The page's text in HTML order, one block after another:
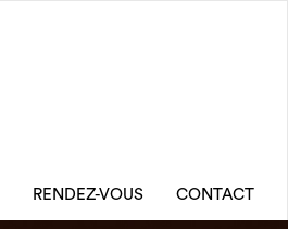
RENDEZ-VOUS CONTACT